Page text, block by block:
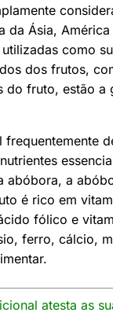
da Ásia,
como
dos frutos,
fruto, estão a
a
é rico em
fólico e
ferro, cálcio,
atesta as